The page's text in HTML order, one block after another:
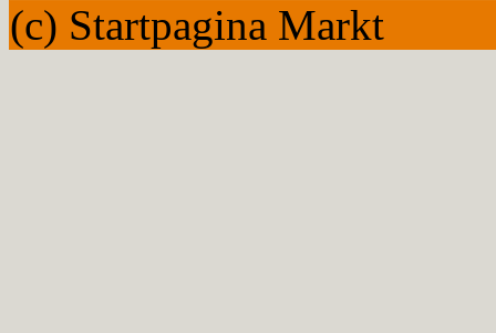
(c) Startpagina Markt